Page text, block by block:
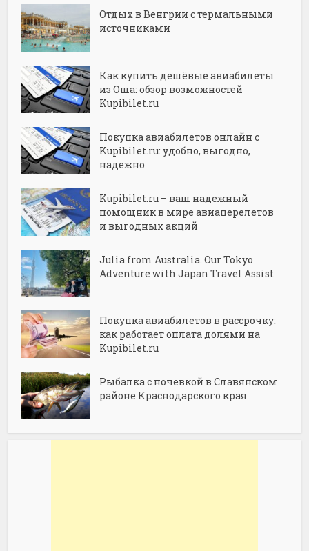
Отдых в Венгрии с термальными
источниками
Как купить дешёвые авиабилеты
из Оша: обзор возможностей
Kupibilet.ru
Покупка авиабилетов онлайн с
Kupibilet.ru: удобно, выгодно,
надежно
Kupibilet.ru – ваш надежный
помощник в мире авиаперелетов
и выгодных акций
Julia from Australia. Our Tokyo
Adventure with Japan Travel Assist
Покупка авиабилетов в рассрочку:
как работает оплата долями на
Kupibilet.ru
Рыбалка с ночевкой в Славянском
районе Краснодарского края